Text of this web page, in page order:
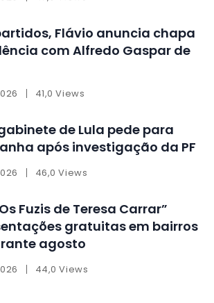
Flávio anuncia chapa
com Alfredo Gaspar de
41,0 Views
de Lula pede para
após investigação da PF
46,0 Views
Fuzis de Teresa Carrar”
gratuitas em bairros
agosto
44,0 Views